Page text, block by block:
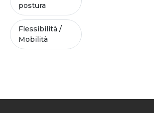
postura
Flessibilità /
Mobilità